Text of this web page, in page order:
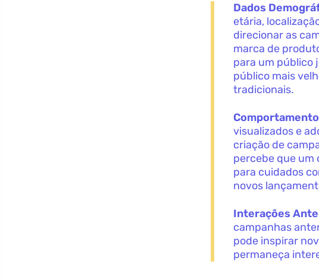
Dados
etária,
direcionar as
marca de
para um público
público mais
tradicionais.
visualizados e
criação de
percebe que
para cuidados
novos
Interações
campanhas
pode inspirar
permaneça